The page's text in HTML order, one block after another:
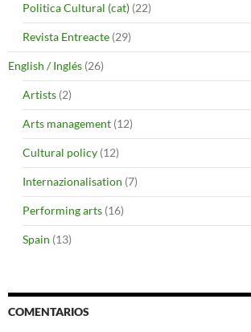
Politica Cultural (cat) (22)
Revista Entreacte (29)
English / Inglés (26)
Artists (2)
Arts management (12)
Cultural policy (12)
Internazionalisation (7)
Performing arts (16)
Spain (13)
COMENTARIOS